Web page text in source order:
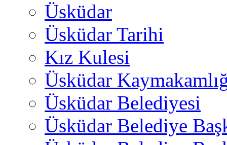
Üsküdar
Üsküdar Tarihi
Kız Kulesi
Üsküdar
Üsküdar Belediyesi
Üsküdar Belediye